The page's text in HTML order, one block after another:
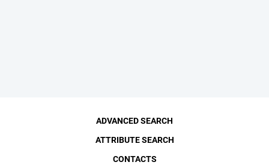
ADVANCED SEARCH
ATTRIBUTE SEARCH
CONTACTS